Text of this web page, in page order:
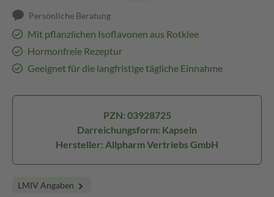
Persönliche Beratung
Mit pflanzlichen Isoflavonen aus Rotklee
Hormonfreie Rezeptur
Geeignet für die langfristige tägliche Einnahme
PZN: 03928725
Darreichungsform: Kapseln
Hersteller: Allpharm Vertriebs GmbH
LMIV Angaben